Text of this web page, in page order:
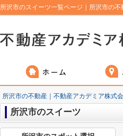
所沢市のスイーツ一覧ページ｜所沢市の
所沢市の不動産｜不動産アカデミア株式
所沢市のスイーツ